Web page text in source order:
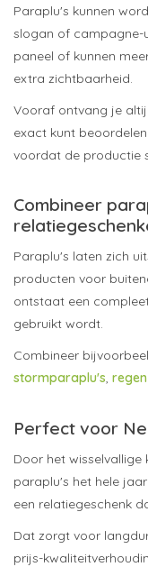
Paraplu's kunnen
slogan of campagne-
paneel of kunnen
extra zichtbaarheid.
Vooraf ontvang je
exact kunt
voordat de productie
Combineer
Paraplu's laten zich
producten voor
ontstaat een
gebruikt wordt.
Combineer
stormparaplu's,
Perfect voor
Door het
paraplu's het hele
een relatiegeschenk
Dat zorgt voor
prijs-